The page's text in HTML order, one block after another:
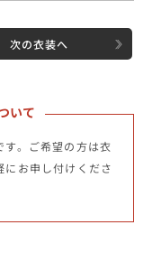
次の衣装へ
いて
す。ご希望の方は衣
お申し付けくださ